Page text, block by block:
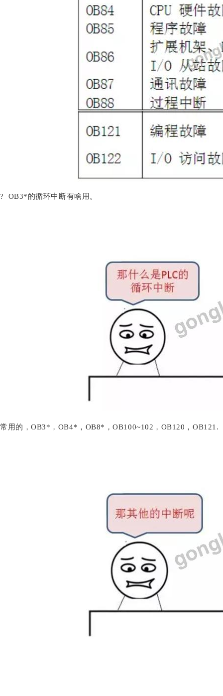
? OB3*的循环中断有啥用。
常用的，OB3*，OB4*，OB8*，OB100~102，OB120，OB121.